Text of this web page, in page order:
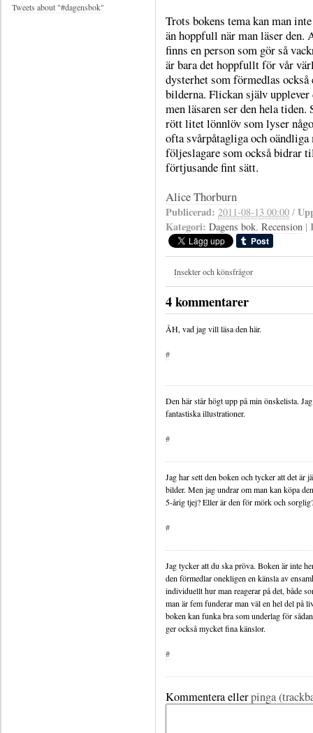
Trots bokens tema kan man
än hoppfull när man läser den.
finns en person som gör så
är bara det hoppfullt för vår
dysterhet som förmedlas
bilderna. Flickan själv
men läsaren ser den hela
rött litet lönnlöv som lyser
ofta svårpåtagliga och
följeslagare som också bidrar
förtjusande fint sätt.
Alice Thorburn
Publicerad: 2011-08-13 00:00 /
Kategori: Dagens bok, Recension |
Insekter och könsfrågor
4 kommentarer
ÅH, vad jag vill läsa den här.
#
Den här står högt upp på min önskelista.
fantastiska illustrationer.
#
Jag har sett den boken och tycker att det är
bilder. Men jag undrar om man kan köpa
5-årig tjej? Eller är den för mörk och
#
Jag tycker att du ska pröva. Boken är inte
den förmedlar onekligen en känsla av
individuellt hur man reagerar på det, både
man är fem funderar man väl en hel del på
boken kan funka bra som underlag för
ger också mycket fina känslor.
#
Kommentera ellerpinga
Tweets about "#dagensbok"